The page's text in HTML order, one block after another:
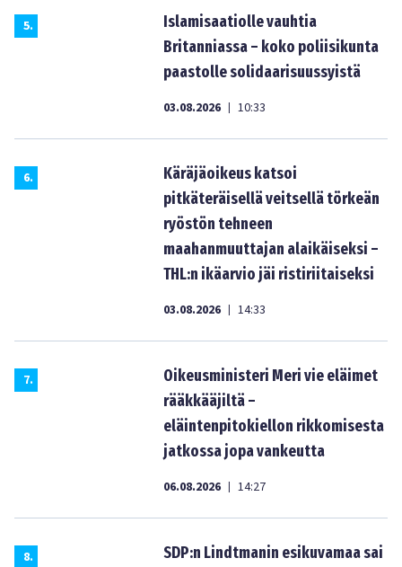
5.
Islamisaatiolle vauhtia
Britanniassa – koko poliisikunta
paastolle solidaarisuussyistä
03.08.2026 | 10:33
6.
Käräjäoikeus katsoi
pitkäteräisellä veitsellä törkeän
ryöstön tehneen
maahanmuuttajan alaikäiseksi –
THL:n ikäarvio jäi ristiriitaiseksi
03.08.2026 | 14:33
7.
Oikeusministeri Meri vie eläimet
rääkkääjiltä –
eläintenpitokiellon rikkomisesta
jatkossa jopa vankeutta
06.08.2026 | 14:27
8.
SDP:n Lindtmanin esikuvamaa sai